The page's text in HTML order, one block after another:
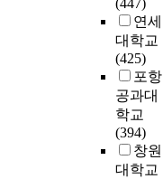
(447)
연세
대학교
(425)
포항
공과대
학교
(394)
창원
대학교